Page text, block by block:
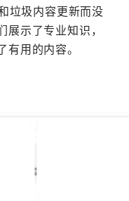
垃圾内容更新而没
展示了专业知识，
有用的内容。